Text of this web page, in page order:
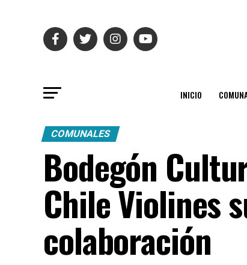
INICIO
COMUNALES
Bodegón
Chile Violines
colaboración